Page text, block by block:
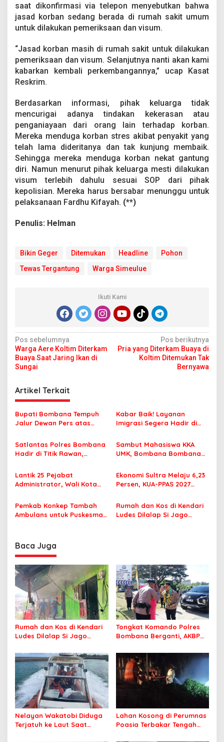
saat dikonfirmasi via telepon menyebutkan bahwa
jasad korban sedang berada di rumah sakit umum
untuk dilakukan pemeriksaan dan visum.
“Jasad korban masih di rumah sakit untuk dilakukan
pemeriksaan dan visum. Selanjutnya nanti akan kami
kabarkan kembali perkembangannya,” ucap Kasat
Reskrim.
Berdasarkan informasi, pihak keluarga tidak
mencurigai adanya tindakan kekerasan atau
penganiayaan dari orang lain terhadap korban.
Mereka menduga korban stres akibat penyakit yang
telah lama dideritanya dan tak kunjung membaik.
Sehingga mereka menduga korban nekat gantung
diri. Namun menurut pihak keluarga mesti dilakukan
visum terlebih dahulu sesuai SOP dari pihak
kepolisian. Mereka harus bersabar menunggu untuk
pelaksanaan Fardhu Kifayah. (**)
Penulis: Helman
Bikin Geger Ditemukan Headline
Pohon
Tewas Tergantung
Warga Simeulue
Ikuti Kami
N
a
v
i
g
a
s
i
p
s
Pos sebelumnya
Warga Aere Koltim Diterkam
Buaya Saat Jaring Ikan di
Sungai
Pos berikutnya
Pria yang Diterkam Buaya di
Koltim Ditemukan Tak
Bernyawa
Artikel Terkait
Bupati Bombana Tempuh
Jalur Dewan Pers atas
Korupsi Jembatan Cirauci II
Kabar Baik! Layanan
Imigrasi Segera Hadir di
Perlu Lagi ke Kendari
Satlantas Polres Bombana
Hadir di Titik Rawan,
Sekolah dengan Aman
Sambut Mahasiswa KKA
UMK, Bombana Bombana
Sasaran
Lantik 25 Pejabat
Administrator, Wali Kota
Berintegritas dan
Profesional Layani
Masyarakat
Ekonomi Sultra Melaju 6,23
Persen, KUA-PPAS 2027
Pemkab Konkep Tambah
Ambulans untuk Puskesmas
Rumah dan Kos di Kendari
Ludes Dilalap Si Jago
Baca Juga
Rumah dan Kos di Kendari
Ludes Dilalap Si Jago
Tongkat Komando Polres
Bombana Berganti, AKBP
Kepolisian Bombana
Nelayan Wakatobi Diduga
Terjatuh ke Laut Saat
Lahan Kosong di Perumnas
Poasia Terbakar Tengah